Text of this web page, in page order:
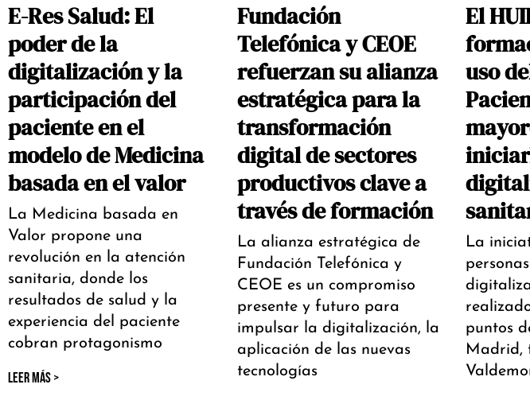
E-Res Salud: El
poder de la
digitalización y la
participación del
paciente en el
modelo de Medicina
basada en el valor
La Medicina basada en
Valor propone una
revolución en la atención
sanitaria, donde los
resultados de salud y la
experiencia del paciente
cobran protagonismo
LEER MÁS >
Fundación
Telefónica y CEOE
refuerzan su alianza
estratégica para la
transformación
digital de sectores
productivos clave a
través de formación
La alianza estratégica de
Fundación Telefónica y
CEOE es un compromiso
presente y futuro para
impulsar la digitalización, la
aplicación de las nuevas
tecnologías
El
uso
La
puntos
Madrid,